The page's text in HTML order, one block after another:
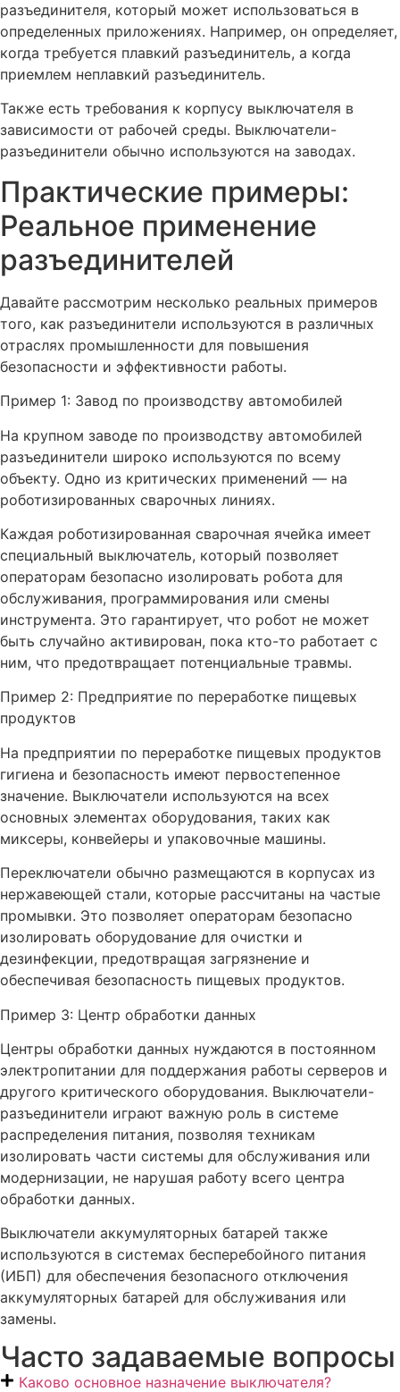
разъединителя, который может использоваться в
определенных приложениях. Например, он определяет,
когда требуется плавкий разъединитель, а когда
приемлем неплавкий разъединитель.
Также есть требования к корпусу выключателя в
зависимости от рабочей среды. Выключатели-
разъединители обычно используются на заводах.
Практические примеры:
Реальное применение
разъединителей
Давайте рассмотрим несколько реальных примеров
того, как разъединители используются в различных
отраслях промышленности для повышения
безопасности и эффективности работы.
Пример 1: Завод по производству автомобилей
На крупном заводе по производству автомобилей
разъединители широко используются по всему
объекту. Одно из критических применений — на
роботизированных сварочных линиях.
Каждая роботизированная сварочная ячейка имеет
специальный выключатель, который позволяет
операторам безопасно изолировать робота для
обслуживания, программирования или смены
инструмента. Это гарантирует, что робот не может
быть случайно активирован, пока кто-то работает с
ним, что предотвращает потенциальные травмы.
Пример 2: Предприятие по переработке пищевых
продуктов
На предприятии по переработке пищевых продуктов
гигиена и безопасность имеют первостепенное
значение. Выключатели используются на всех
основных элементах оборудования, таких как
миксеры, конвейеры и упаковочные машины.
Переключатели обычно размещаются в корпусах из
нержавеющей стали, которые рассчитаны на частые
промывки. Это позволяет операторам безопасно
изолировать оборудование для очистки и
дезинфекции, предотвращая загрязнение и
обеспечивая безопасность пищевых продуктов.
Пример 3: Центр обработки данных
Центры обработки данных нуждаются в постоянном
электропитании для поддержания работы серверов и
другого критического оборудования. Выключатели-
разъединители играют важную роль в системе
распределения питания, позволяя техникам
изолировать части системы для обслуживания или
модернизации, не нарушая работу всего центра
обработки данных.
Выключатели аккумуляторных батарей также
используются в системах бесперебойного питания
(ИБП) для обеспечения безопасного отключения
аккумуляторных батарей для обслуживания или
замены.
Часто задаваемые вопросы
Каково основное назначение выключателя?